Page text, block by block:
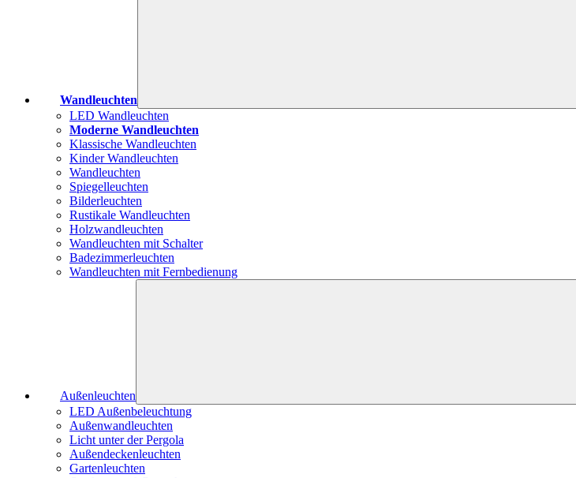
Wandleuchten
LED Wandleuchten
Moderne Wandleuchten
Klassische Wandleuchten
Kinder Wandleuchten
Wandleuchten
Spiegelleuchten
Bilderleuchten
Rustikale Wandleuchten
Holzwandleuchten
Wandleuchten mit Schalter
Badezimmerleuchten
Wandleuchten mit Fernbedienung
Außenleuchten
LED Außenbeleuchtung
Außenwandleuchten
Licht unter der Pergola
Außendeckenleuchten
Gartenleuchten